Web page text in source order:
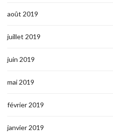
août 2019
juillet 2019
juin 2019
mai 2019
février 2019
janvier 2019